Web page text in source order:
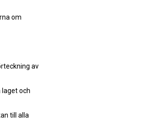
om
av
och
till alla